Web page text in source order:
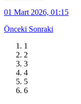
01 Mart 2026, 01:15
Önceki Sonraki
1
2
3
4
5
6